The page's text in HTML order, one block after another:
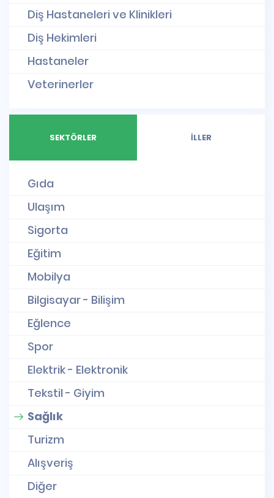
Diş Hastaneleri ve Klinikleri
Diş Hekimleri
Hastaneler
Veterinerler
SEKTÖRLER İLLER
Gıda
Ulaşım
Sigorta
Eğitim
Mobilya
Bilgisayar - Bilişim
Eğlence
Spor
Elektrik - Elektronik
Tekstil - Giyim
Sağlık
Turizm
Alışveriş
Diğer